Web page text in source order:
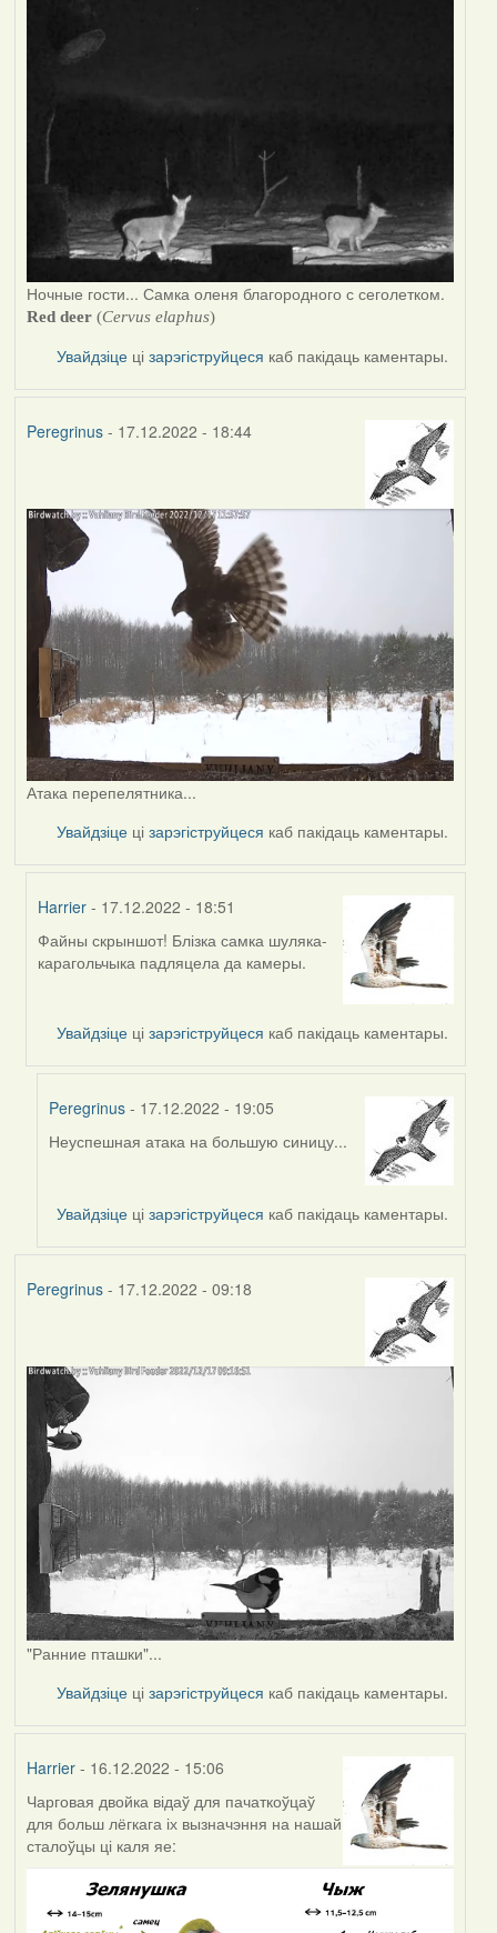
Ночные гости... Самка оленя благородного с сеголетком.
Red deer (Cervus elaphus)
Увайдзіце цізарэгіструйцеся каб пакідаць каментары.
Peregrinus- 17.12.2022 - 18:44
Атака перепелятника...
Увайдзіце цізарэгіструйцеся каб пакідаць каментары.
Harrier - 17.12.2022 - 18:51
In
reply
Peregrinus
Файны скрыншот! Блізка самка шуляка-
карагольчыка падляцела да камеры.
Увайдзіце цізарэгіструйцеся каб пакідаць каментары.
Peregrinus - 17.12.2022 - 19:05
In
by
Неуспешная атака на большую синицу...
Увайдзіце цізарэгіструйцеся каб пакідаць каментары.
Peregrinus- 17.12.2022 - 09:18
"Ранние пташки"...
Увайдзіце цізарэгіструйцеся каб пакідаць каментары.
Harrier- 16.12.2022 - 15:06
Чарговая двойка відаў для пачаткоўцаў
для больш лёгкага іх вызначэння на нашай
сталоўцы ці каля яе: